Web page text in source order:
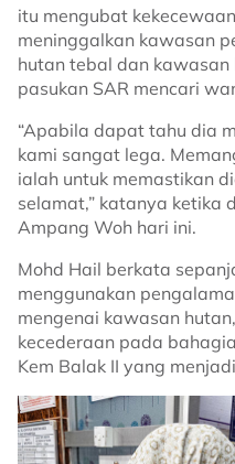
itu mengubat
meninggalkan kawasan
hutan tebal dan
pasukan SAR mencari
“Apabila dapat tahu dia
kami sangat lega.
ialah untuk memastikan
selamat,” katanya ketika
Ampang Woh hari ini.
Mohd Hail berkata
menggunakan
mengenai kawasan
kecederaan pada
Kem Balak II yang
Image